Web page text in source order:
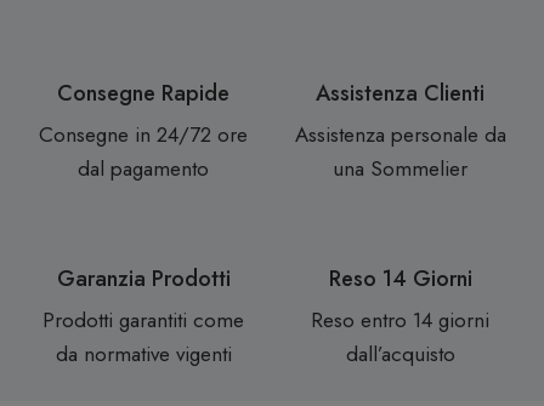
Consegne Rapide
Consegne in 24/72 ore
dal pagamento
Assistenza Clienti
Assistenza personale da
una Sommelier
Garanzia Prodotti
Prodotti garantiti come
da normative vigenti
Reso 14 Giorni
Reso entro 14 giorni
dall’acquisto